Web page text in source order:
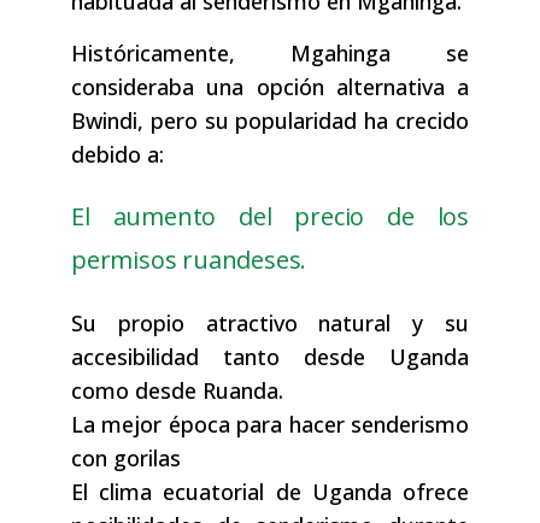
Históricamente, Mgahinga se
consideraba una opción alternativa a
Bwindi, pero su popularidad ha crecido
debido a:
El aumento del precio de los
permisos ruandeses.
Su propio atractivo natural y su
accesibilidad tanto desde Uganda
como desde Ruanda.
La mejor época para hacer senderismo
con gorilas
El clima ecuatorial de Uganda ofrece